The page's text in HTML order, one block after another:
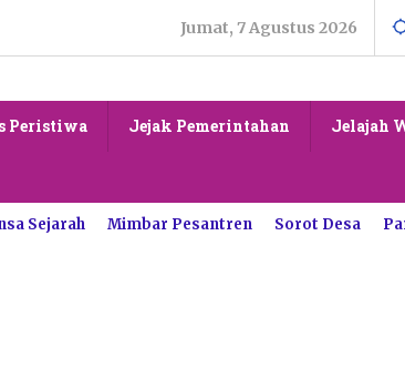
Jumat, 7 Agustus 2026
Peristiwa Jejak Pemerintahan Jelajah
Sejarah Mimbar Pesantren Sorot Desa